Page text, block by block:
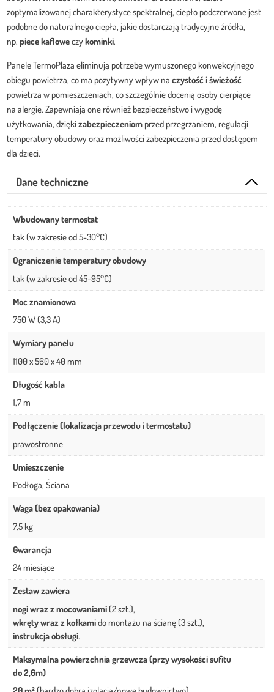
zoptymalizowanej charakterystyce spektralnej, ciepło podczerwone jest
podobne do naturalnego ciepła, jakie dostarczają tradycyjne źródła,
np.piece kafloweczykominki.
Panele TermoPlaza eliminują potrzebę wymuszonego konwekcyjnego
obiegu powietrza, co ma pozytywny wpływ naczystość iświeżość
powietrza w pomieszczeniach, co szczególnie docenią osoby cierpiące
na alergię. Zapewniają one również bezpieczeństwo i wygodę
użytkowania, dziękizabezpieczeniom przed przegrzaniem, regulacji
temperatury obudowy oraz możliwości zabezpieczenia przed dostępem
dla dzieci.
Dane techniczne
Wbudowany termostat
tak (w zakresie od 5-30°C)
Ograniczenie temperatury obudowy
tak (w zakresie od 45-95°C)
Moc znamionowa
750 W (3,3 A)
Wymiary panelu
1100 x 560 x 40 mm
Długość kabla
1,7 m
Podłączenie (lokalizacja przewodu i termostatu)
prawostronne
Umieszczenie
Podłoga, Ściana
Waga (bez opakowania)
7,5 kg
Gwarancja
24 miesiące
Zestaw zawiera
nogi wraz z mocowaniami(2 szt.),
wkręty wraz z kołkamido montażu na ścianę (3 szt.),
instrukcja obsługi.
Maksymalna powierzchnia grzewcza (przy wysokości sufitu
do 2,6m)